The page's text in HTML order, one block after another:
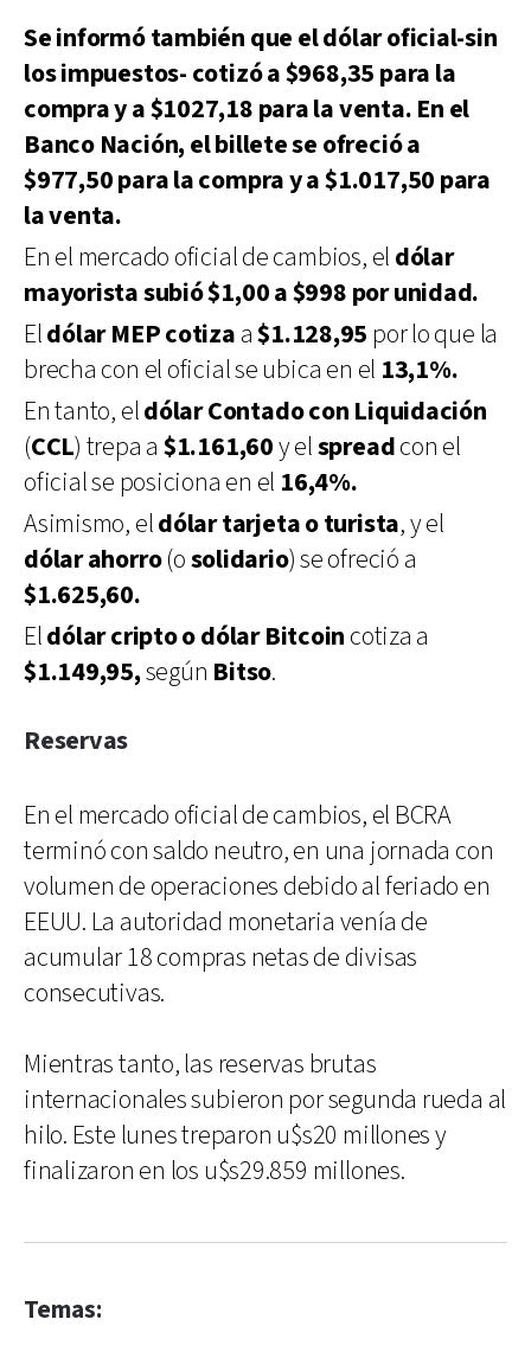
Se informó también que el dólar oficial-sin
los impuestos- cotizó a $968,35 para la
compra y a $1027,18 para la venta. En el
Banco Nación, el billete se ofreció a
$977,50 para la compra y a $1.017,50 para
la venta.
En el mercado oficial de cambios, el dólar
mayorista subió $1,00 a $998 por unidad.
Eldólar MEP cotiza a$1.128,95 por lo que la
brecha con el oficial se ubica en el 13,1%.
En tanto, eldólarContado con Liquidación
(CCL) trepa a $1.161,60y elspreadcon el
oficial se posiciona en el 16,4%.
Asimismo, eldólar tarjeta o turista, y el
dólar ahorro(osolidario) se ofreció a
$1.625,60.
Eldólar cripto odólar Bitcoin cotiza a
$1.149,95,según Bitso.
Reservas
En el mercado oficial de cambios, el BCRA
terminó con saldo neutro, en una jornada con
volumen de operaciones debido al feriado en
EEUU. La autoridad monetaria venía de
acumular 18 compras netas de divisas
consecutivas.
Mientras tanto, las reservas brutas
internacionales subieron por segunda rueda al
hilo. Este lunes treparon u$s20 millones y
finalizaron en los u$s29.859 millones.
Temas: